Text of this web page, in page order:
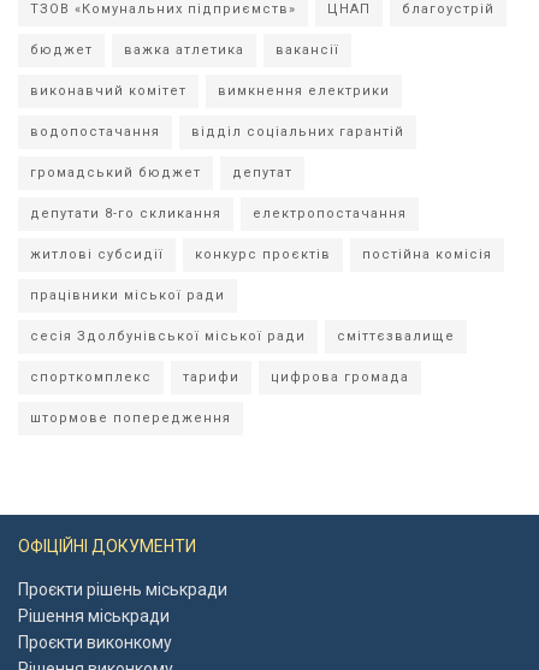
ТЗОВ «Комунальних підприємств» ЦНАП благоустрій
бюджет важка атлетика вакансії
виконавчий комітет вимкнення електрики
водопостачання відділ соціальних гарантій
громадський бюджет депутат
депутати 8-го скликання електропостачання
житлові субсидії конкурс проєктів постійна комісія
працівники міської ради
сесія Здолбунівської міської ради сміттєзвалище
спорткомплекс тарифи цифрова громада
штормове попередження
ОФІЦІЙНІ ДОКУМЕНТИ
Проєкти рішень міськради
Рішення міськради
Проєкти виконкому